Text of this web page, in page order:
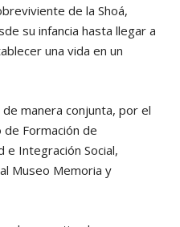
de la Shoá,
su infancia hasta llegar a
una vida en un
manera conjunta, por el
de Formación de
e Integración Social,
Museo Memoria y